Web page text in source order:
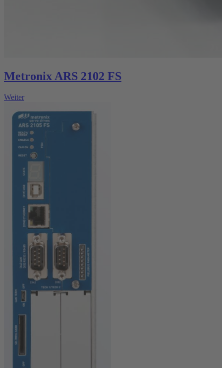
Metronix ARS 2102 FS
Weiter